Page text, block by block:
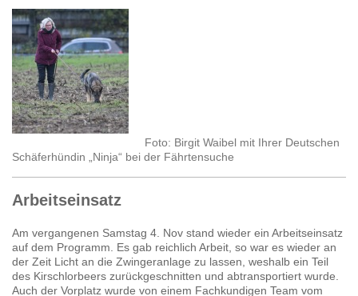
Foto: Birgit Waibel mit Ihrer Deutschen
Schäferhündin „Ninja“ bei der Fährtensuche
Arbeitseinsatz
Am vergangenen Samstag 4. Nov stand wieder ein Arbeitseinsatz
auf dem Programm. Es gab reichlich Arbeit, so war es wieder an
der Zeit Licht an die Zwingeranlage zu lassen, weshalb ein Teil
des Kirschlorbeers zurückgeschnitten und abtransportiert wurde.
Auch der Vorplatz wurde von einem Fachkundigen Team vom